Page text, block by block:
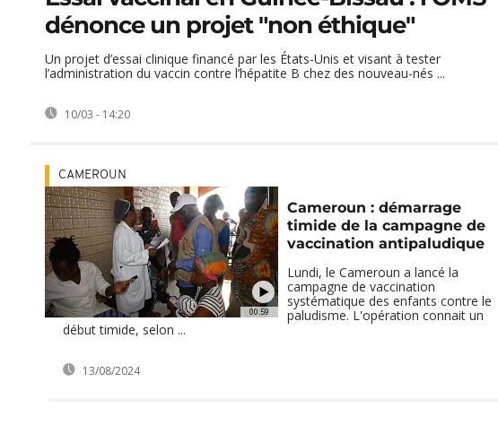
dénonce un projet "non éthique"
Un projet d’essai clinique financé par les États-Unis et visant à tester
l’administration du vaccin contre l’hépatite B chez des nouveau-nés ...
10/03 - 14:20
00:59
CAMEROUN
Cameroun : démarrage
timide de la campagne de
vaccination antipaludique
Lundi, le Cameroun a lancé la
campagne de vaccination
systématique des enfants contre le
paludisme. L'opération connait un
début timide, selon ...
13/08/2024